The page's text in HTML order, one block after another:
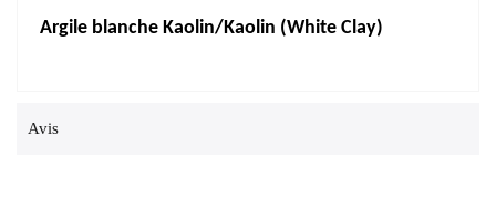
Argile blanche Kaolin/Kaolin (White Clay)
Avis